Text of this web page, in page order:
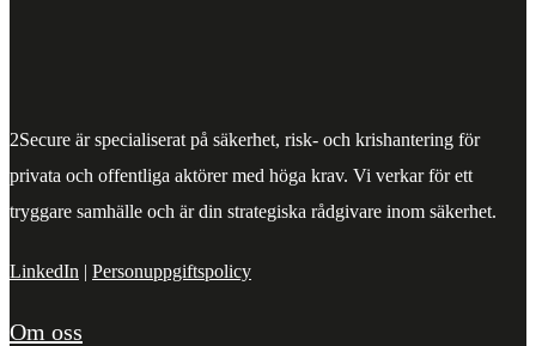
2Secure är specialiserat på säkerhet, risk- och krishantering för
privata och offentliga aktörer med höga krav. Vi verkar för ett
tryggare samhälle och är din strategiska rådgivare inom säkerhet.
LinkedIn | Personuppgiftspolicy
Om oss